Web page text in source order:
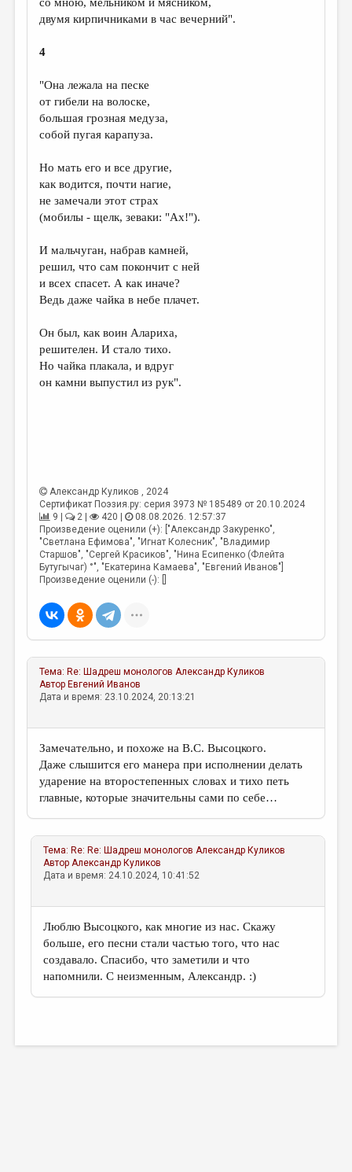
двумя кирпичниками в час вечерний".
4
"Она лежала на песке
от гибели на волоске,
большая грозная медуза,
собой пугая карапуза.
Но мать его и все другие,
как водится, почти нагие,
не замечали этот страх
(мобилы - щелк, зеваки: "Ах!").
И мальчуган, набрав камней,
решил, что сам покончит с ней
и всех спасет. А как иначе?
Ведь даже чайка в небе плачет.
Он был, как воин Алариха,
решителен. И стало тихо.
Но чайка плакала, и вдруг
он камни выпустил из рук".
Александр Куликов , 2024
Сертификат Поэзия.ру: серия 3973 № 185489 от 20.10.2024
9 |
2 | 420 |
08.08.2026. 12:57:37
Произведение оценили (+): ["Александр Закуренко",
"Светлана Ефимова", "Игнат Колесник", "Владимир
Старшов", "Сергей Красиков", "Нина Есипенко (Флейта
Бутугычаг) °", "Екатерина Камаева", "Евгений Иванов"]
Произведение оценили (-): []
Тема: Re: Шадреш монологовАлександр Куликов
Автор Евгений Иванов
Дата и время: 23.10.2024, 20:13:21
Замечательно, и похоже на В.С. Высоцкого.
Даже слышится его манера при исполнении делать
ударение на второстепенных словах и тихо петь
главные, которые значительны сами по себе…
Тема: Re: Re: Шадреш монологовАлександр Куликов
АвторАлександр Куликов
Дата и время: 24.10.2024, 10:41:52
Люблю Высоцкого, как многие из нас. Скажу
больше, его песни стали частью того, что нас
создавало. Спасибо, что заметили и что
напомнили. С неизменным, Александр. :)